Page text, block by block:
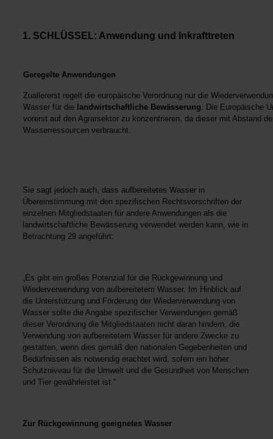
1. SCHLÜSSEL: Anwendung und Inkrafttreten
Geregelte Anwendungen
Zuallererst regelt die europäische Verordnung nur die
Wasser für die landwirtschaftliche Bewässerung. Die Europäische
vorerst auf den Agrarsektor zu konzentrieren, da dieser mit Abstand
Wasserressourcen verbraucht.
Sie sagt jedoch auch, dass aufbereitetes Wasser in
Übereinstimmung mit den spezifischen Rechtsvorschriften der
einzelnen Mitgliedstaaten für andere Anwendungen als die
landwirtschaftliche Bewässerung verwendet werden kann, wie in
Betrachtung 29 angeführt:
„Es gibt ein großes Potenzial für die Rückgewinnung und
Wiederverwendung von aufbereitetem Wasser. Im Hinblick auf
die Unterstützung und Förderung der Wiederverwendung von
Wasser sollte die Angabe spezifischer Verwendungen gemäß
dieser Verordnung die Mitgliedstaaten nicht daran hindern, die
Verwendung von aufbereitetem Wasser für andere Zwecke zu
gestatten, wenn dies gemäß den nationalen Gegebenheiten und
Bedürfnissen als notwendig erachtet wird, sofern ein hoher
Schutzniveau für die Umwelt und die Gesundheit von Menschen
und Tier gewährleistet ist.“
Zur Rückgewinnung geeignetes Wasser